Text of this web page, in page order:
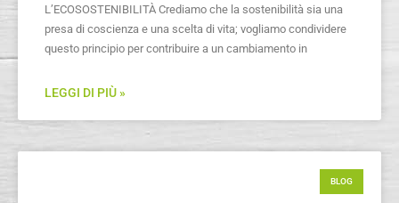
L’ECOSOSTENIBILITÀ Crediamo che la sostenibilità sia una
presa di coscienza e una scelta di vita; vogliamo condividere
questo principio per contribuire a un cambiamento in
LEGGI DI PIÙ »
BLOG